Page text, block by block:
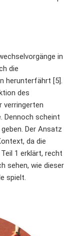
in
die
herunterfährt [5].
des
verringerten
Dennoch scheint
Der Ansatz
da die
1 erklärt, recht
sehen, wie dieser
spielt.